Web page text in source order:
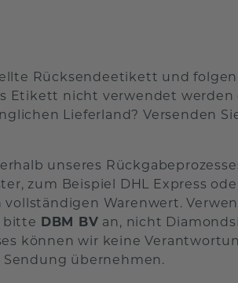
Rücksendeetikett und folgen
Etikett nicht verwendet werden
Lieferland? Versenden
unseres
zum Beispiel DHL Express
Warenwert.
bitte
DBM BV an, nicht
können wir keine
übernehmen.